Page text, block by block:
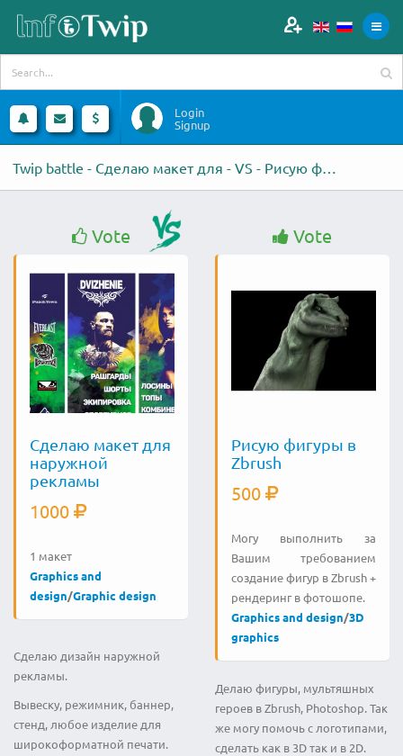
Login
Signup
Twip battle - Сделаю макет для - VS - Рисую фигуры в Zbrush
Vote
Сделаю макет для
наружной
рекламы
1000
1 макет
Graphics and
design/Graphic design
Сделаю дизайн наружной
рекламы.
Вывеску, режимник, баннер,
стенд, любое изделие для
широкоформатной печати.
Vote
Рисую фигуры в
Zbrush
500
Могу выполнить за
Вашим требованием
создание фигур в Zbrush +
рендеринг в фотошопе.
Graphics and design/3D
graphics
Делаю фигуры, мультяшных
героев в Zbrush, Photoshop. Так
же могу помочь с логотипами,
сделать как в 3D так и в 2D.